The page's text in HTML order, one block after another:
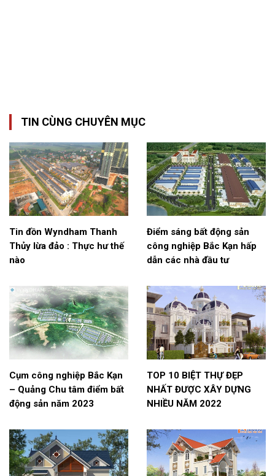
TIN CÙNG CHUYÊN MỤC
Tin đồn Wyndham Thanh
Thủy lừa đảo : Thực hư thế
nào
Điểm sáng bất động sản
công nghiệp Bắc Kạn hấp
dẫn các nhà đầu tư
Cụm công nghiệp Bắc Kạn
– Quảng Chu tâm điểm bất
động sản năm 2023
TOP 10 BIỆT THỰ ĐẸP
NHẤT ĐƯỢC XÂY DỰNG
NHIỀU NĂM 2022